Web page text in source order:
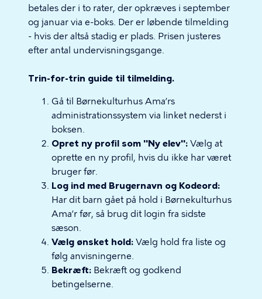
betales der i to rater, der opkræves i september
og januar via e-boks. Der er løbende tilmelding
- hvis der altså stadig er plads. Prisen justeres
efter antal undervisningsgange.
Trin-for-trin guide til tilmelding.
Gå til Børnekulturhus Ama’rs
administrationssystem via linket nederst i
boksen.
Opret ny profil som "Ny elev": Vælg at
oprette en ny profil, hvis du ikke har været
bruger før.
Log ind med Brugernavn og Kodeord:
Har dit barn gået på hold i Børnekulturhus
Ama’r før, så brug dit login fra sidste
sæson.
Vælg ønsket hold: Vælg hold fra liste og
følg anvisningerne.
Bekræft: Bekræft og godkend
betingelserne.